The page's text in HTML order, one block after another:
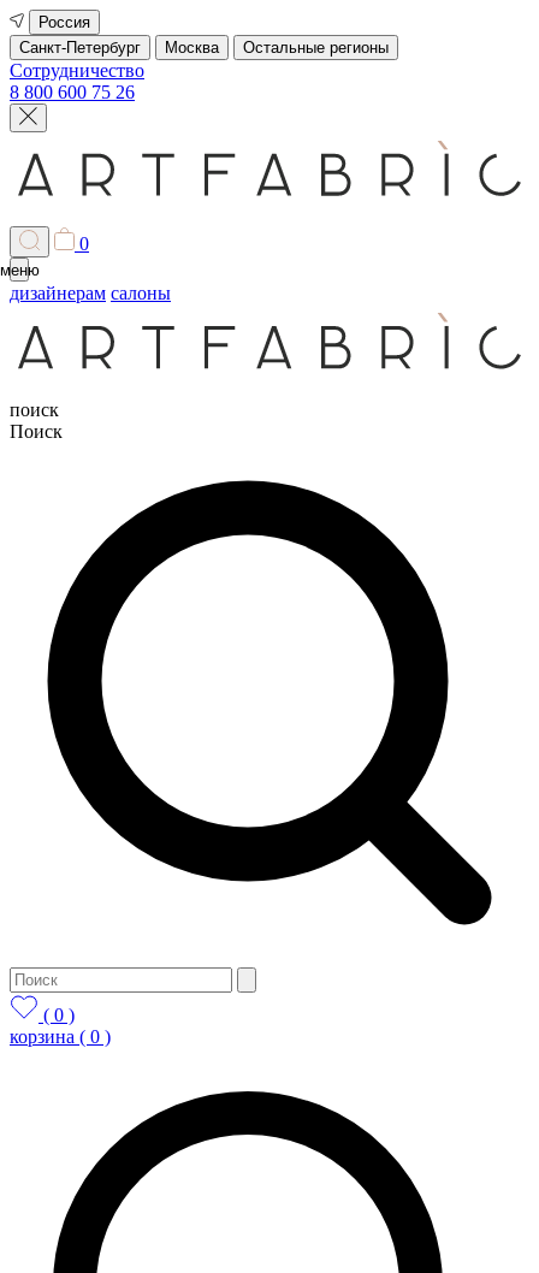
Россия
Санкт-Петербург
Москва Остальные регионы
Сотрудничество
8 800 600 75 26
0
меню
дизайнерам салоны
поиск
Поиск
( 0 )
корзина ( 0 )